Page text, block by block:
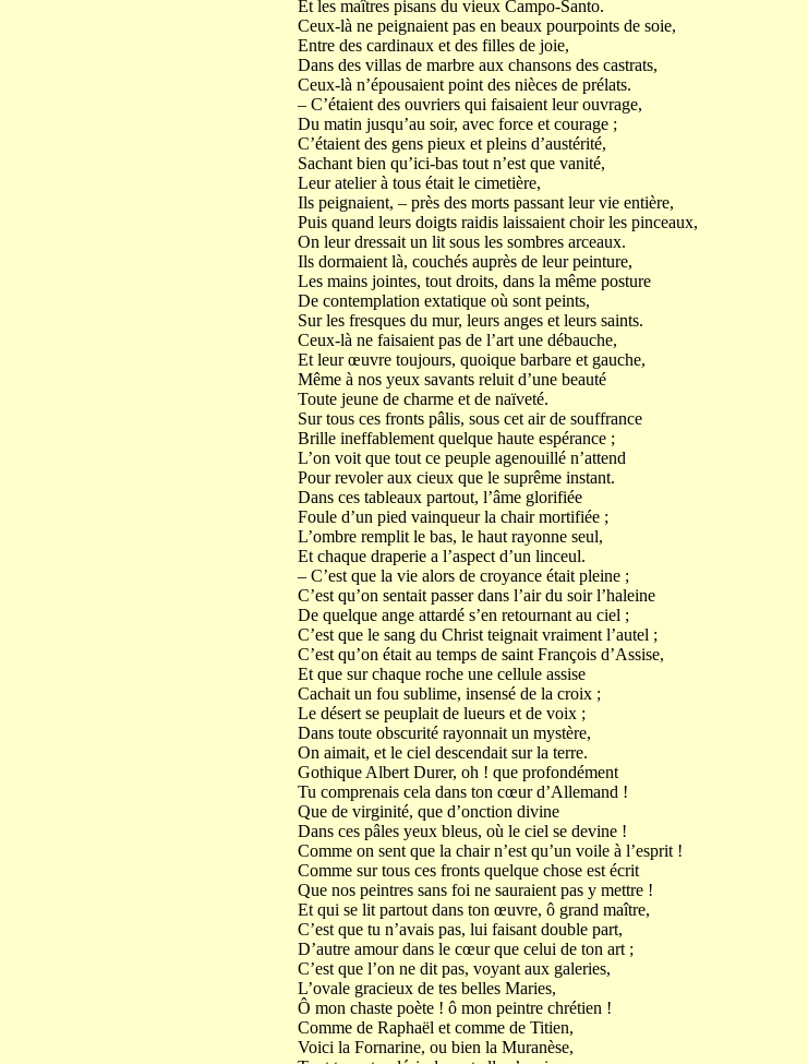
Et les maîtres pisans du vieux Campo-Santo.
Ceux-là ne peignaient pas en beaux pourpoints de soie,
Entre des cardinaux et des filles de joie,
Dans des villas de marbre aux chansons des castrats,
Ceux-là n’épousaient point des nièces de prélats.
– C’étaient des ouvriers qui faisaient leur ouvrage,
Du matin jusqu’au soir, avec force et courage ;
C’étaient des gens pieux et pleins d’austérité,
Sachant bien qu’ici-bas tout n’est que vanité,
Leur atelier à tous était le cimetière,
Ils peignaient, – près des morts passant leur vie entière,
Puis quand leurs doigts raidis laissaient choir les pinceaux,
On leur dressait un lit sous les sombres arceaux.
Ils dormaient là, couchés auprès de leur peinture,
Les mains jointes, tout droits, dans la même posture
De contemplation extatique où sont peints,
Sur les fresques du mur, leurs anges et leurs saints.
Ceux-là ne faisaient pas de l’art une débauche,
Et leur œuvre toujours, quoique barbare et gauche,
Même à nos yeux savants reluit d’une beauté
Toute jeune de charme et de naïveté.
Sur tous ces fronts pâlis, sous cet air de souffrance
Brille ineffablement quelque haute espérance ;
L’on voit que tout ce peuple agenouillé n’attend
Pour revoler aux cieux que le suprême instant.
Dans ces tableaux partout, l’âme glorifiée
Foule d’un pied vainqueur la chair mortifiée ;
L’ombre remplit le bas, le haut rayonne seul,
Et chaque draperie a l’aspect d’un linceul.
– C’est que la vie alors de croyance était pleine ;
C’est qu’on sentait passer dans l’air du soir l’haleine
De quelque ange attardé s’en retournant au ciel ;
C’est que le sang du Christ teignait vraiment l’autel ;
C’est qu’on était au temps de saint François d’Assise,
Et que sur chaque roche une cellule assise
Cachait un fou sublime, insensé de la croix ;
Le désert se peuplait de lueurs et de voix ;
Dans toute obscurité rayonnait un mystère,
On aimait, et le ciel descendait sur la terre.
Gothique Albert Durer, oh ! que profondément
Tu comprenais cela dans ton cœur d’Allemand !
Que de virginité, que d’onction divine
Dans ces pâles yeux bleus, où le ciel se devine !
Comme on sent que la chair n’est qu’un voile à l’esprit !
Comme sur tous ces fronts quelque chose est écrit
Que nos peintres sans foi ne sauraient pas y mettre !
Et qui se lit partout dans ton œuvre, ô grand maître,
C’est que tu n’avais pas, lui faisant double part,
D’autre amour dans le cœur que celui de ton art ;
C’est que l’on ne dit pas, voyant aux galeries,
L’ovale gracieux de tes belles Maries,
Ô mon chaste poète ! ô mon peintre chrétien !
Comme de Raphaël et comme de Titien,
Voici la Fornarine, ou bien la Muranèse,